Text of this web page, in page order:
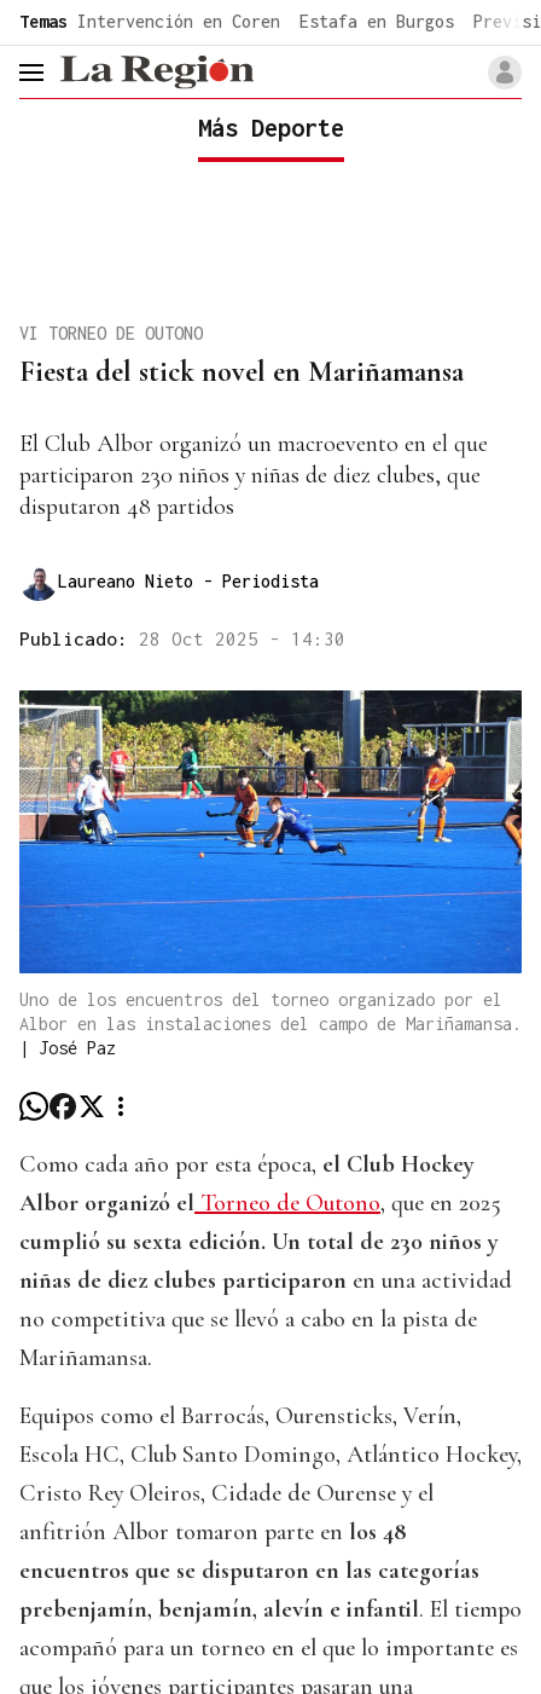
common.go-to-content
Temas Intervención en Coren Estafa en Burgos
header.menu.open
Más Deporte
Fiesta del stick novel en Mariñamansa
VI TORNEO DE OUTONO
El Club Albor organizó un macroevento en el que
participaron 230 niños y niñas de diez clubes, que
disputaron 48 partidos
Laureano Nieto - Periodista
Publicado: 28 Oct 2025 - 14:30
Uno de los encuentros del torneo organizado por el
Albor en las instalaciones del campo de Mariñamansa.
| José Paz
Como cada año por esta época, el Club Hockey
Albor organizó el Torneo de Outono, que en 2025
cumplió su sexta edición. Un total de 230 niños y
niñas de diez clubes participaron en una actividad
no competitiva que se llevó a cabo en la pista de
Mariñamansa.
Equipos como el Barrocás, Ourensticks, Verín,
Escola HC, Club Santo Domingo, Atlántico Hockey,
Cristo Rey Oleiros, Cidade de Ourense y el
anfitrión Albor tomaron parte en los 48
encuentros que se disputaron en las categorías
prebenjamín, benjamín, alevín e infantil. El tiempo
acompañó para un torneo en el que lo importante es
que los jóvenes participantes pasaran una